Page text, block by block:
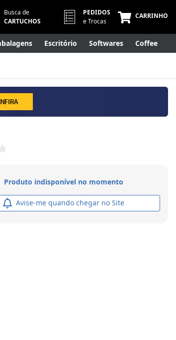
Busca de
CARTUCHOS
PEDIDOS
e Trocas
CARRINHO
Escritório Softwares Coffee
Produto indisponível no momento
Avise-me quando chegar no Site